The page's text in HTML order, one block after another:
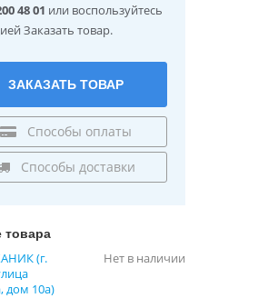
48 01 или воспользуйтесь
Заказать товар.
ЗАКАЗАТЬ ТОВАР
Способы оплаты
Способы доставки
товара
(г.
дом 10а)
Нет в наличии